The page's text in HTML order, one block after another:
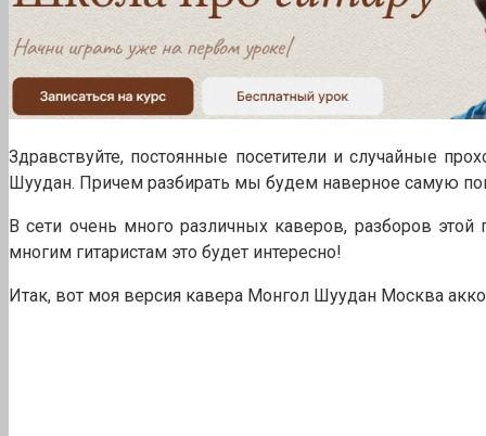
Здравствуйте, постоянные посетители и случайные
Шуудан. Причем разбирать мы будем наверное самую
В сети очень много различных каверов, разборов
многим гитаристам это будет интересно!
Итак, вот моя версия кавера Монгол Шуудан Москва